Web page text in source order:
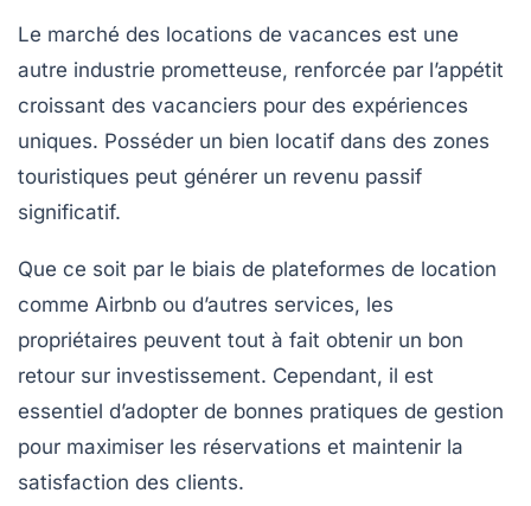
Le marché des locations de vacances est une
autre industrie prometteuse, renforcée par l’appétit
croissant des vacanciers pour des expériences
uniques. Posséder un bien locatif dans des zones
touristiques peut générer un revenu passif
significatif.
Que ce soit par le biais de plateformes de location
comme Airbnb ou d’autres services, les
propriétaires peuvent tout à fait obtenir un bon
retour sur investissement. Cependant, il est
essentiel d’adopter de bonnes pratiques de gestion
pour maximiser les réservations et maintenir la
satisfaction des clients.